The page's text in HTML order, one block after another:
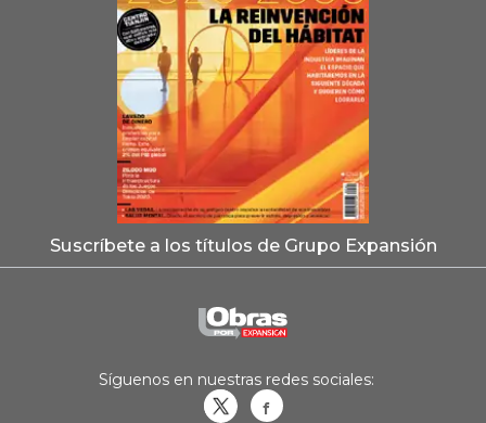
Suscríbete a los títulos de Grupo Expansión
Síguenos en nuestras redes sociales: